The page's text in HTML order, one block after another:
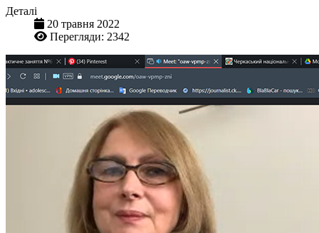
Деталі
20 травня 2022
Перегляди: 2342